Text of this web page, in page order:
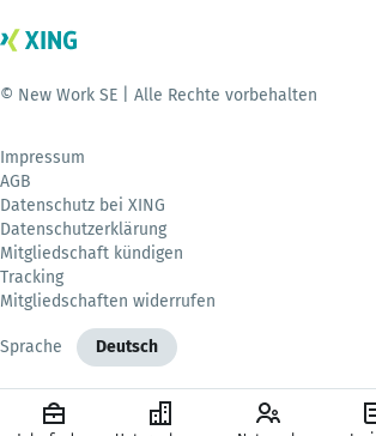
© New Work SE | Alle Rechte vorbehalten
Impressum
AGB
Datenschutz bei XING
Datenschutzerklärung
Mitgliedschaft kündigen
Tracking
Mitgliedschaften widerrufen
Sprache Deutsch